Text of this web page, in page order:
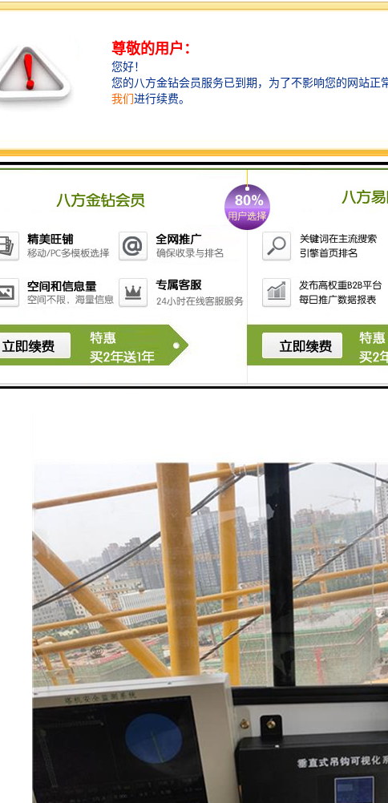
吊钩可视化监控系统的功能包括：
1. 实时监控：系统能够实时监控吊钩的工作状态，包括吊钩的位置、角度、
2. 报警功能：系统能够根据预设的安全参数，监测吊钩的工作状态，一旦发
操作人员。
3. 数据记录与分析：系统能够记录吊钩的工作数据，包括工作时间、负载重
者提供决策依据。
4. 远程控制：系统能够通过网络远程控制吊钩的操作，包括启动、停止、调
5. 视频监控：系统能够连接摄像头，实时监控吊钩的工作情况，并将视频流
态。
6. 数据报表与导出：系统能够生成吊钩工作的数据报表，并支持导出为Excel
7. 远程维护与升级：系统能够支持远程维护和升级，方便管理者对系统进行
总之，吊钩可视化监控系统通过实时监控、报警功能、数据记录与分析、远